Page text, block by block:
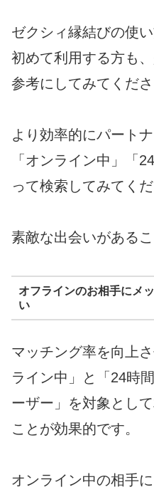
ゼクシィ縁結びの使
初めて利用する方も
参考にしてみてくださ
より効率的にパート
「オンライン中」「
って検索してみてくだ
素敵な出会いがある
オフラインのお相手にメ
い
マッチング率を向上
ライン中」と「24時
ーザー」を対象とし
ことが効果的です。
オンライン中の相手